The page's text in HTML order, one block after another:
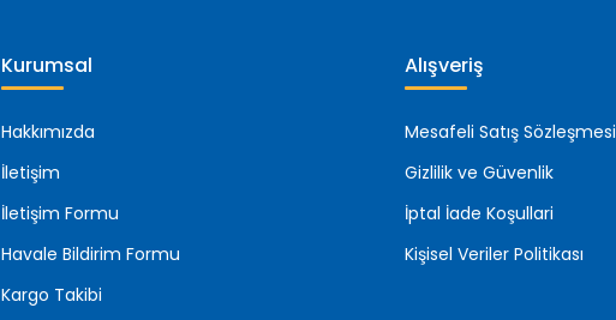
Kurumsal
Hakkımızda
İletişim
İletişim Formu
Havale Bildirim Formu
Kargo Takibi
Alışveriş
Mesafeli Satış Sözleşmesi
Gizlilik ve Güvenlik
İptal İade Koşullari
Kişisel Veriler Politikası